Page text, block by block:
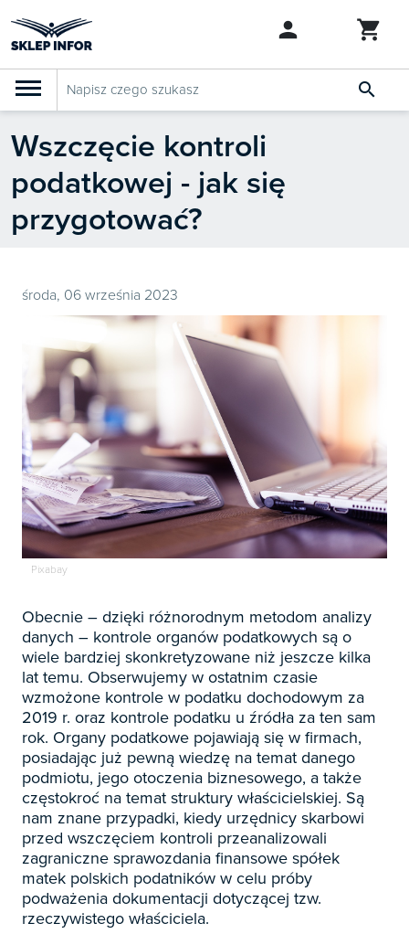
PRODUKTY
SZUKAJ PODOBNYCH PRODUKTÓW

Klasyfikacja budżetowa 2027
Szkolenia
Abonamenty
Dziennik Gazeta Prawna
Bestsellery 
Nowości 
Zapowiedzi 
Prenumerata 2026 
Szkolenia 
Kadry
Biznes / Zarządzanie
Prawo Pracy i ZUS 
Czasopisma
E-wydania
Książki
E-booki
Webinaria
Rachunkowość i finanse 
Czasopisma
E-wydania
Książki
E-booki
Webinaria
Rachunkowość budżetowa 
Czasopisma
E-wydania
Książki
E-booki
Webinaria
Podatki 
Czasopisma
E-wydania
Książki
E-booki
Webinaria
Biura rachunkowe 
Czasopisma
E-wydania
Książki
E-booki
Webinaria
Samorząd i administracja 
Czasopisma
E-wydania
Książki
E-booki
INFORLEX 
Oprogramowanie 
Zarządzanie i HRM 
Wszczęcie kontroli
podatkowej - jak się
przygotować?
środa, 06 września 2023
Pixabay
Obecnie – dzięki różnorodnym metodom analizy
danych – kontrole organów podatkowych są o
wiele bardziej skonkretyzowane niż jeszcze kilka
lat temu. Obserwujemy w ostatnim czasie
wzmożone kontrole w podatku dochodowym za
2019 r. oraz kontrole podatku u źródła za ten sam
rok. Organy podatkowe pojawiają się w firmach,
posiadając już pewną wiedzę na temat danego
podmiotu, jego otoczenia biznesowego, a także
częstokroć na temat struktury właścicielskiej. Są
nam znane przypadki, kiedy urzędnicy skarbowi
przed wszczęciem kontroli przeanalizowali
zagraniczne sprawozdania finansowe spółek
matek polskich podatników w celu próby
podważenia dokumentacji dotyczącej tzw.
rzeczywistego właściciela.